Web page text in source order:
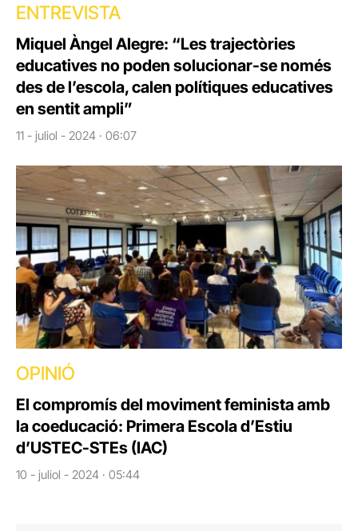
ENTREVISTA
Miquel Àngel Alegre: “Les trajectòries
educatives no poden solucionar-se només
des de l’escola, calen polítiques educatives
en sentit ampli”
11 - juliol - 2024 · 06:07
OPINIÓ
El compromís del moviment feminista amb
la coeducació: Primera Escola d’Estiu
d’USTEC-STEs (IAC)
10 - juliol - 2024 · 05:44